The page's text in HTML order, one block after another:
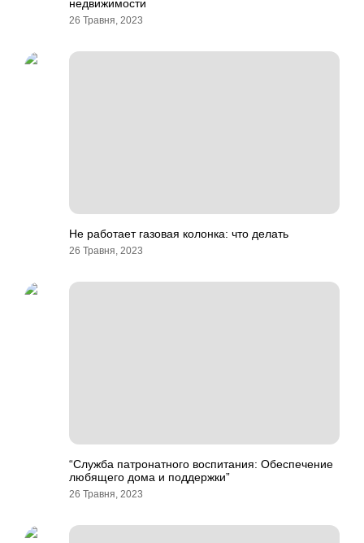
недвижимости
26 Травня, 2023
Не работает газовая колонка: что делать
26 Травня, 2023
“Служба патронатного воспитания: Обеспечение
любящего дома и поддержки”
26 Травня, 2023